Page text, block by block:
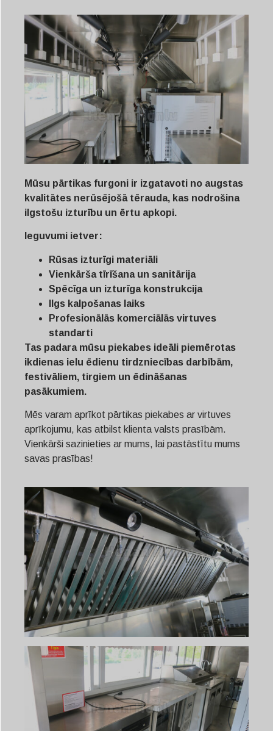
Mūsu pārtikas furgoni ir izgatavoti no augstas
kvalitātes nerūsējošā tērauda, kas nodrošina
ilgstošu izturību un ērtu apkopi.
Ieguvumi ietver:
Rūsas izturīgi materiāli
Vienkārša tīrīšana un sanitārija
Spēcīga un izturīga konstrukcija
Ilgs kalpošanas laiks
Profesionālās komerciālās virtuves
standarti
Tas padara mūsu piekabes ideāli piemērotas
ikdienas ielu ēdienu tirdzniecības darbībām,
festivāliem, tirgiem un ēdināšanas
pasākumiem.
Mēs varam aprīkot pārtikas piekabes ar virtuves
aprīkojumu, kas atbilst klienta valsts prasībām.
Vienkārši sazinieties ar mums, lai pastāstītu mums
savas prasības!